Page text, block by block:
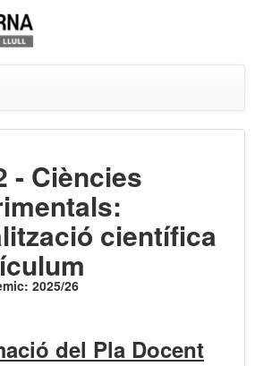
- Ciències
científica
2025/26
del Pla Docent